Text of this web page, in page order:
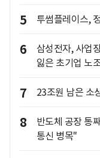
5 투썸플레이스,
6
삼성전자, 사업
잃은 초기업 노
7 23조원 남은 소
8
반도체 공장 통
통신 병목"